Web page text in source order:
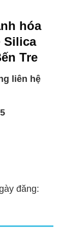
hóa
Silica
Tre
liên hệ
đăng: